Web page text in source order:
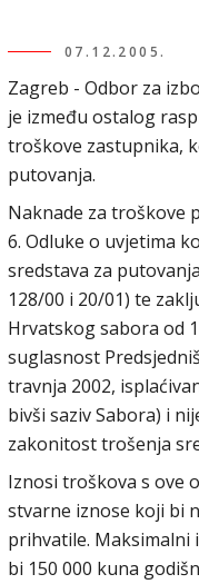
07.12.2005.
Zagreb - Odbor za
je između ostalog
troškove zastupnika,
putovanja.
Naknade za troškove
6. Odluke o uvjetima
sredstava za
128/00 i 20/01) te
Hrvatskog sabora od
suglasnost
travnja 2002,
bivši saziv Sabora) i
zakonitost trošenja
Iznosi troškova s ove
stvarne iznose koji bi
prihvatile. Maksimalni
bi 150 000 kuna